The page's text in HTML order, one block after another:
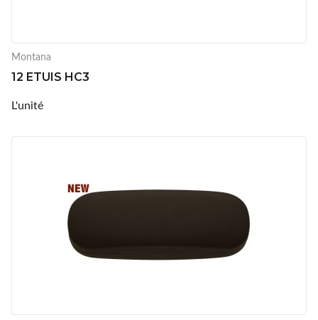
Montana
12 ETUIS HC3
L'unité